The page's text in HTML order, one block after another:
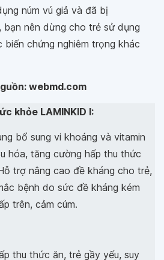
núm vú giả và đã bị
, bạn nên dừng cho trẻ sử dụng
biến chứng nghiêm trọng khác
webmd.com
khỏe LAMINKID I:
bổ sung vi khoáng và vitamin
hóa, tăng cường hấp thu thức
trợ nâng cao đề kháng cho trẻ,
bệnh do sức đề kháng kém
trên, cảm cúm.
thu thức ăn, trẻ gầy yếu, suy